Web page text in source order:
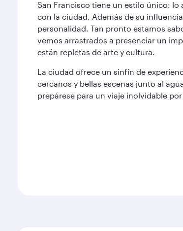
San Francisco tiene un estilo único:
con la ciudad. Además de su
personalidad. Tan pronto estamos
vemos arrastrados a presenciar un
están repletas de arte y cultura.
La ciudad ofrece un sinfín de
cercanos y bellas escenas junto al
prepárese para un viaje inolvidable